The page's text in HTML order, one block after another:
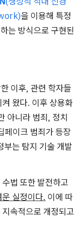
을 이용해 특정
는 방식으로 구현된
이후, 관련 학자들
왔다. 이후 상용화
아니라 범죄, 정치
페이크 범죄가 등장
부는 탐지 기술 개발
법 또한 발전하고
실정이다. 이에 따
속적으로 개정되고